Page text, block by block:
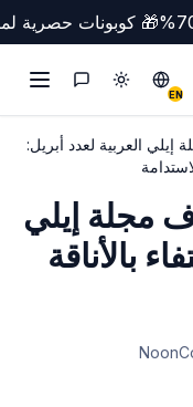
🎁 كوبونات حصرية
EN
Switch to English
تبديل الوضع
التواصل
العربية لعدد أبريل:
مجلة إيلي
بالأناقة